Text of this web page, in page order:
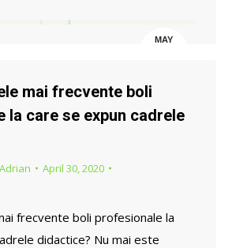
MAY
mai frecvente boli
la care se expun cadrele
April 30, 2020
frecvente boli profesionale la
didactice? Nu mai este